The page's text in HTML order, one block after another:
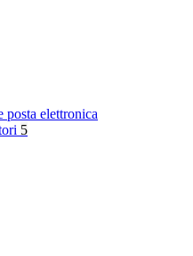
posta elettronica
5